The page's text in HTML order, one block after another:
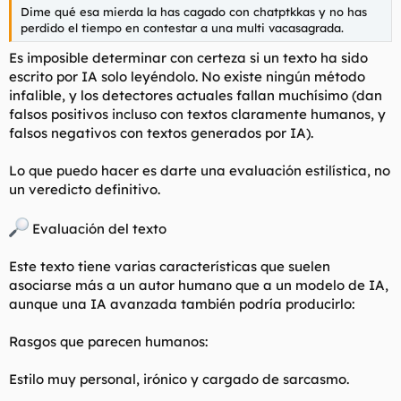
De economía del siglo XX sólo conoce caricaturas, y siempre
contadas por sus propios sacerdotes ideológicos.
de Público o El Diario, El Jueves convertido en catecismo, hilos
de Twitter escritos por Gerardo Tecé y Protestona, panfletos
tipo 'Franquismo S.A.' de Antonio Maestre y pseudo-literatura
de guerra de sexos donde el marxismo viene disfrazado de
feminismo pop.
En toda su vida, no ha abierto un solo manual serio de historia
riguroso, ni un solo texto de economía.
Ni siquiera a los propios marxistas que se han dejado los
mal.
gráficos, un par de
influencers
muy mucho indignados y una
docena de clichés de Hollywood.
Desde este vacío total de lecturas, el Testigo de jehoMarx se
Te explica qué es fascismo, qué es liberalismo, quién es
"neoliberal", quién es "ultraderecha" y quién merece ser
excomulgado.
Pero ignora por completo que el fascismo nació como
Dime qué esa mierda la has cagado con chatptkkas y no has
perdido el tiempo en contestar a una multi vacasagrada.
Es imposible determinar con certeza si un texto ha sido
escrito por IA solo leyéndolo. No existe ningún método
infalible, y los detectores actuales fallan muchísimo (dan
falsos positivos incluso con textos claramente humanos, y
falsos negativos con textos generados por IA).
Lo que puedo hacer es darte una evaluación estilística, no
un veredicto definitivo.
Evaluación del texto
Este texto tiene varias características que suelen
asociarse más a un autor humano que a un modelo de IA,
aunque una IA avanzada también podría producirlo:
Rasgos que parecen humanos:
Estilo muy personal, irónico y cargado de sarcasmo.